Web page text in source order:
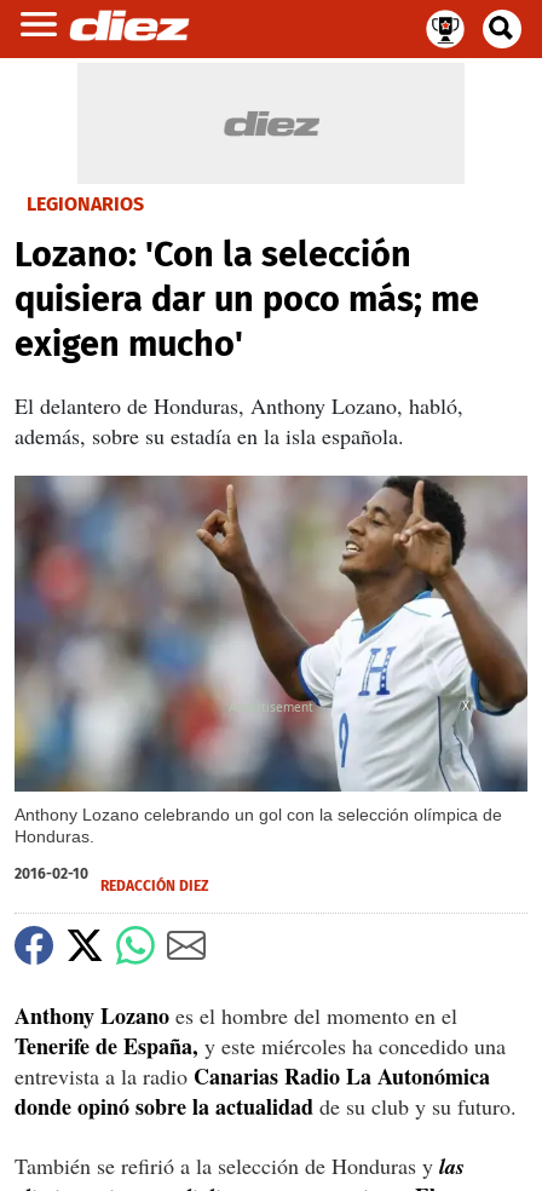
LEGIONARIOS
Lozano: 'Con la selección
quisiera dar un poco más; me
exigen mucho'
El delantero de Honduras, Anthony Lozano, habló,
además, sobre su estadía en la isla española.
Anthony Lozano celebrando un gol con la selección olímpica de
Honduras.
X
2016-02-10
REDACCIÓN DIEZ
Anthony Lozano es el hombre del momento en el
Tenerife de España, y este miércoles ha concedido una
entrevista a la radio Canarias Radio La Autonómica
donde opinó sobre la actualidad de su club y su futuro.
También se refirió a la selección de Honduras y las